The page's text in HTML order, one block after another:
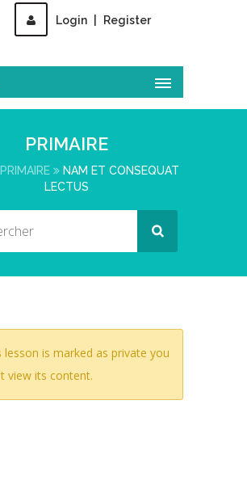
Login Register
PRIMAIRE
PRIMAIRE
NAM ET CONSEQUAT
LECTUS
lesson is marked as private you
view its content.